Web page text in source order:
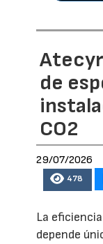
de
CO2
29/07/2026
478
La
depende